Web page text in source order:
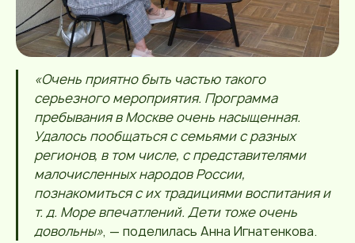
«Очень приятно быть частью такого
серьезного мероприятия. Программа
пребывания в Москве очень насыщенная.
Удалось пообщаться с семьями с разных
регионов, в том числе, с представителями
малочисленных народов России,
познакомиться с их традициями воспитания и
т. д. Море впечатлений. Дети тоже очень
довольны», — поделилась Анна Игнатенкова.